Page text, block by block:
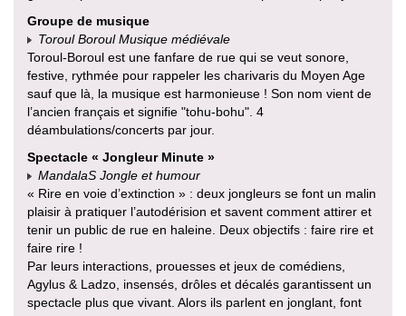
Groupe de musique
Toroul Boroul Musique médiévale
Toroul-Boroul est une fanfare de rue qui se veut sonore,
festive, rythmée pour rappeler les charivaris du Moyen Age
sauf que là, la musique est harmonieuse ! Son nom vient de
l’ancien français et signifie "tohu-bohu". 4
déambulations/concerts par jour.
Spectacle « Jongleur Minute »
MandalaS Jongle et humour
« Rire en voie d’extinction » : deux jongleurs se font un malin
plaisir à pratiquer l’autodérision et savent comment attirer et
tenir un public de rue en haleine. Deux objectifs : faire rire et
faire rire !
Par leurs interactions, prouesses et jeux de comédiens,
Agylus & Ladzo, insensés, drôles et décalés garantissent un
spectacle plus que vivant. Alors ils parlent en jonglant, font